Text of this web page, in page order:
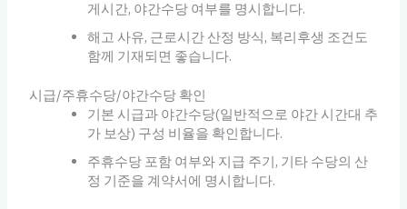
게시간, 야간수당 여부를 명시합니다.
해고 사유, 근로시간 산정 방식, 복리후생 조건도
함께 기재되면 좋습니다.
시급/주휴수당/야간수당 확인
기본 시급과 야간수당(일반적으로 야간 시간대 추
가 보상) 구성 비율을 확인합니다.
주휴수당 포함 여부와 지급 주기, 기타 수당의 산
정 기준을 계약서에 명시합니다.